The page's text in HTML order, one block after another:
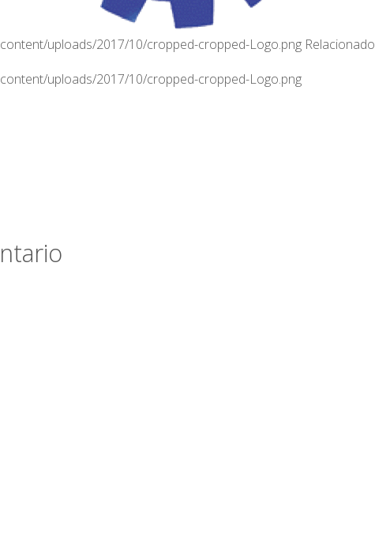
uploads/2017/10/cropped-cropped-Logo.png Relacionado
uploads/2017/10/cropped-cropped-Logo.png